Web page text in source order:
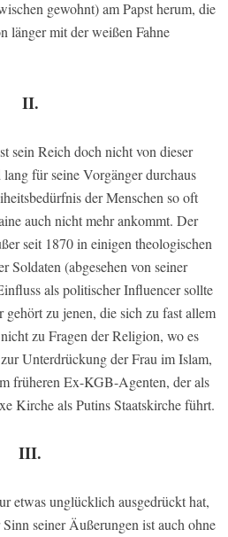
gewohnt) am Papst herum, die
länger mit der weißen Fahne
II.
sein Reich doch nicht von dieser
für seine Vorgänger durchaus
der Menschen so oft
auch nicht mehr ankommt. Der
seit 1870 in einigen theologischen
Soldaten (abgesehen von seiner
als politischer Influencer sollte
zu jenen, die sich zu fast allem
zu Fragen der Religion, wo es
Unterdrückung der Frau im Islam,
früheren Ex-KGB-Agenten, der als
Kirche als Putins Staatskirche führt.
III.
etwas unglücklich ausgedrückt hat,
seiner Äußerungen ist auch ohne